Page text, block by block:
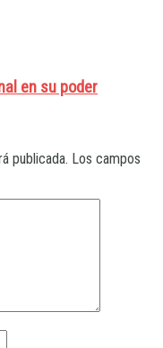
en su poder
publicada. Los campos